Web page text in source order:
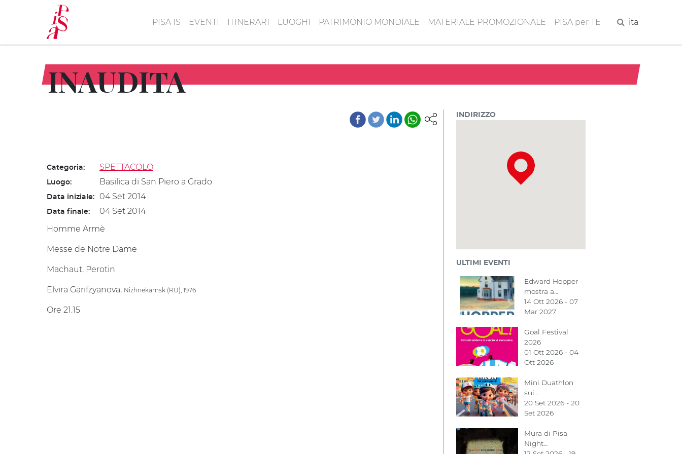
principale
PISA IS EVENTI ITINERARI LUOGHI PATRIMONIO MONDIALE MATERIALE PROMOZIONALE PISA per TE Cerca ita
INAUDITA
Categoria: SPETTACOLO
Luogo: Basilica di San Piero a Grado
Data iniziale: 04 Set 2014
Data finale:
04 Set 2014
Homme Armè
Messe de Notre Dame
Machaut, Perotin
Elvira Garifzyanova, Nizhnekamsk (RU), 1976
Ore 21.15
INDIRIZZO
ULTIMI EVENTI
Edward Hopper -
mostra a…
14 Ott 2026 - 07
Mar 2027
Goal Festival
2026
01 Ott 2026 - 04
Ott 2026
Mini Duathlon
sui…
20 Set 2026 - 20
Set 2026
Mura di Pisa
Night…